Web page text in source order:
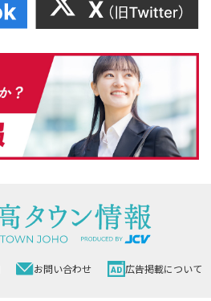
お問い合わせ 広告掲載について